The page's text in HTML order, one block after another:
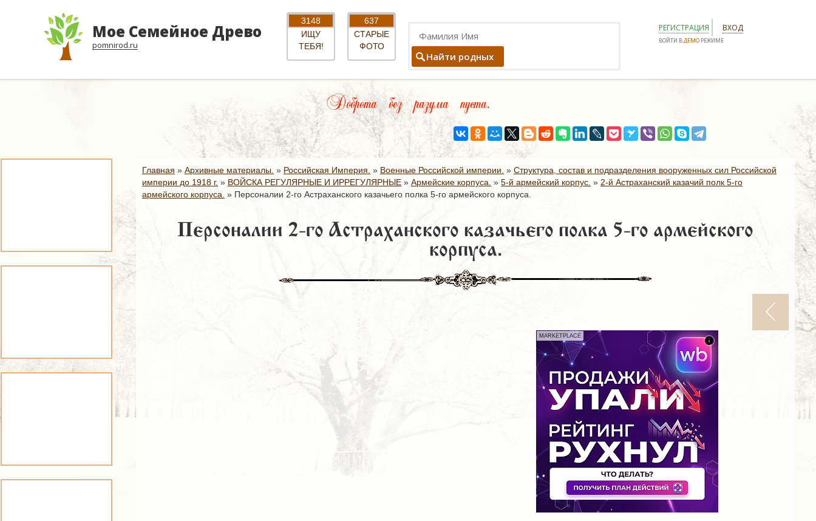
Мое Семейное Древо
pomnirod.ru
3148
ИЩУ
ТЕБЯ!
637
СТАРЫЕ
ФОТО
Найти родных
РЕГИСТРАЦИЯ ВХОД
ВОЙТИ ВДЕМО РЕЖИМЕ
Доброта без разума пуста.
Главная » Архивные материалы. » Российская Империя. » Военные Российской империи. » Структура, состав и подразделения вооруженных сил Российской
империи до 1918 г. » ВОЙСКА РЕГУЛЯРНЫЕ И ИРРЕГУЛЯРНЫЕ » Армейские корпуса. » 5-й армейский корпус. » 2-й Астраханский казачий полк 5-го
армейского корпуса. » Персоналии 2-го Астраханского казачьего полка 5-го армейского корпуса.
Персоналии 2-го Астраханского казачьего полка 5-го армейского
корпуса.
MARKETPLACE